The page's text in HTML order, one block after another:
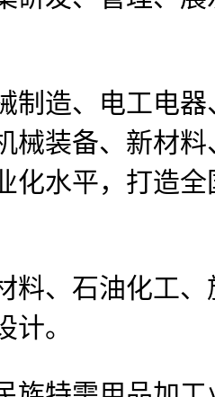
造、电工电器
械装备、新材料
化水平，打造全
、石油化工、
。